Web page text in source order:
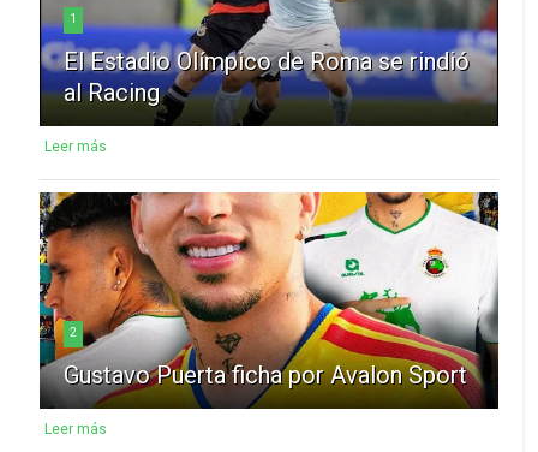
1
El Estadio Olímpico de Roma se rindió
al Racing
Leer más
2
Gustavo Puerta ficha por Avalon Sport
Leer más